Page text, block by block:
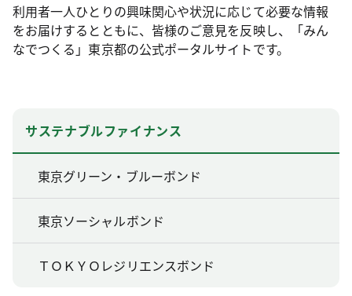
利用者一人ひとりの興味関心や状況に応じて必要な情報
をお届けするとともに、皆様のご意見を反映し、「みん
なでつくる」東京都の公式ポータルサイトです。
サステナブルファイナンス
東京グリーン・ブルーボンド
東京ソーシャルボンド
ＴＯＫＹＯレジリエンスボンド